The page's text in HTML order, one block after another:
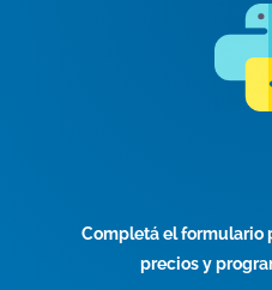
Completá el formulario
precios y